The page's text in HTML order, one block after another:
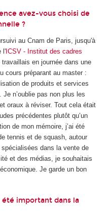
avez-vous choisi de
?
au Cnam de Paris, jusqu'à
l' ICSV - Institut des cadres
travaillais en journée dans une
cours préparant au master :
de produits et services
n’oublie pas non plus les
oraux à réviser. Tout cela était
précédentes plutôt qu’un
de mon mémoire, j’ai été
tennis et de squash, autour
dans la vente de
et des médias, je souhaitais
Je garde un bon
été important dans la